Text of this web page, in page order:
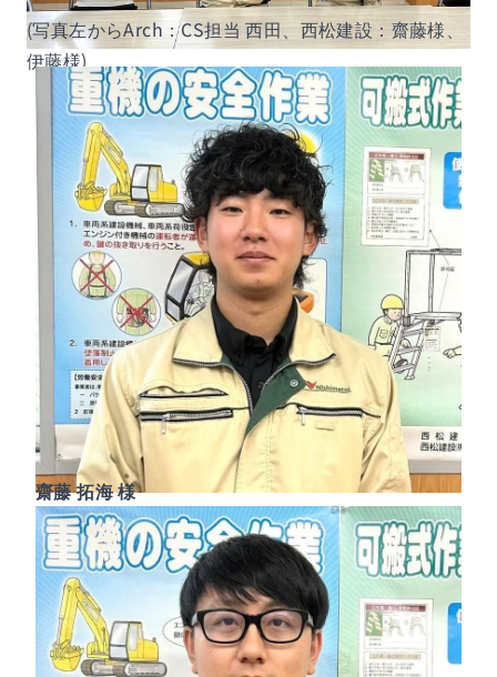
(写真左からArch：CS担当 西田、西松建設：齋藤様、
伊藤様)
齋藤 拓海 様